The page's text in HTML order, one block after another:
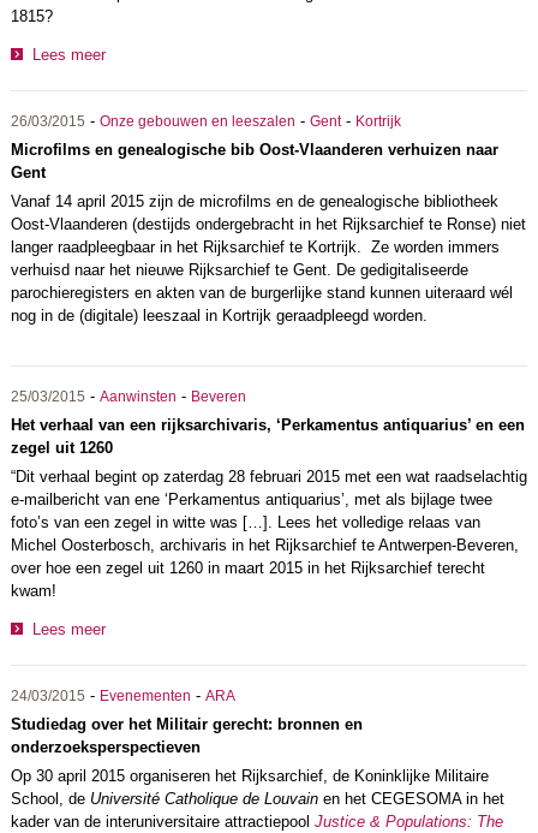
1815?
Lees meer
26/03/2015 - Onze gebouwen en leeszalen - Gent- Kortrijk
Microfilms en genealogische bib Oost-Vlaanderen verhuizen naar
Gent
Vanaf 14 april 2015 zijn de microfilms en de genealogische bibliotheek
Oost-Vlaanderen (destijds ondergebracht in het Rijksarchief te Ronse) niet
langer raadpleegbaar in het Rijksarchief te Kortrijk. Ze worden immers
verhuisd naar het nieuwe Rijksarchief te Gent. De gedigitaliseerde
parochieregisters en akten van de burgerlijke stand kunnen uiteraard wél
nog in de (digitale) leeszaal in Kortrijk geraadpleegd worden.
25/03/2015 - Aanwinsten - Beveren
Het verhaal van een rijksarchivaris, ‘Perkamentus antiquarius’ en een
zegel uit 1260
“Dit verhaal begint op zaterdag 28 februari 2015 met een wat raadselachtig
e-mailbericht van ene ‘Perkamentus antiquarius’, met als bijlage twee
foto’s van een zegel in witte was […]. Lees het volledige relaas van
Michel Oosterbosch, archivaris in het Rijksarchief te Antwerpen-Beveren,
over hoe een zegel uit 1260 in maart 2015 in het Rijksarchief terecht
kwam!
Lees meer
24/03/2015 - Evenementen - ARA
Studiedag over het Militair gerecht: bronnen en
onderzoeksperspectieven
Op 30 april 2015 organiseren het Rijksarchief, de Koninklijke Militaire
School, de Université Catholique de Louvainen het CEGESOMA in het
kader van de interuniversitaire attractiepool Justice & Populations: The